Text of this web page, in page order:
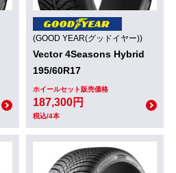
(GOOD YEAR(グッドイヤー))
Vector 4Seasons Hybrid
195/60R17
ホイールセット販売価格
187,300円
税込/4本